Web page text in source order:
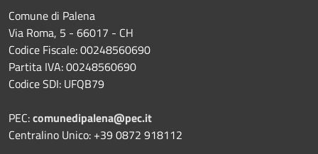
Comune di Palena
Via Roma, 5 - 66017 - CH
Codice Fiscale: 00248560690
Partita IVA: 00248560690
Codice SDI: UFQB79
PEC:comunedipalena@pec.it
Centralino Unico: +39 0872 918112